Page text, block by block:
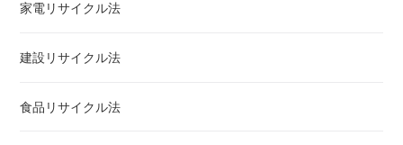
家電リサイクル法
建設リサイクル法
食品リサイクル法